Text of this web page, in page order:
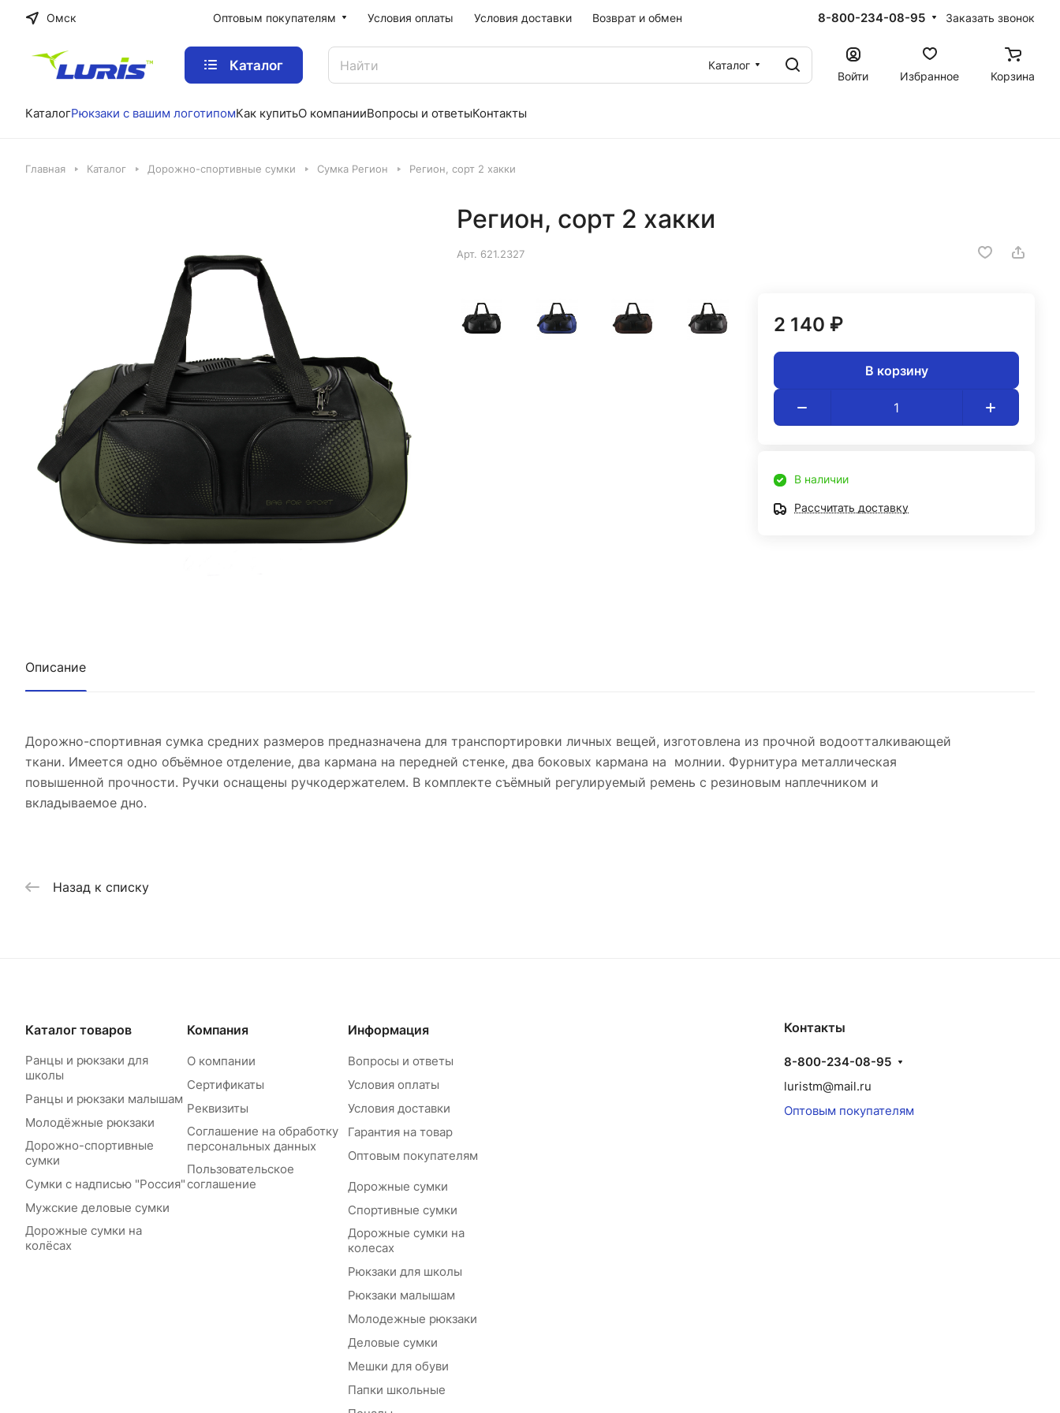
Омск Оптовым покупателям Условия оплаты Условия доставки Возврат и обмен 8-800-234-08-95 Заказать звонок
Каталог
Каталог
Войти
Избранное Корзина
КаталогРюкзаки с вашим логотипомКак купитьО компанииВопросы и ответыКонтакты
Главная Каталог Дорожно-спортивные сумки Сумка Регион Регион, сорт 2 хакки
Регион, сорт 2 хакки
Арт. 621.2327
2 140 ₽
В корзину
В наличии
Рассчитать доставку
Описание
Дорожно-спортивная сумка средних размеров предназначена для транспортировки личных вещей, изготовлена из прочной водоотталкивающей
ткани. Имеется одно объёмное отделение, два кармана на передней стенке, два боковых кармана на молнии. Фурнитура металлическая
повышенной прочности. Ручки оснащены ручкодержателем. В комплекте съёмный регулируемый ремень с резиновым наплечником и
вкладываемое дно.
Назад к списку
Каталог товаров
Ранцы и рюкзаки для
школы
Ранцы и рюкзаки малышам
Молодёжные рюкзаки
Дорожно-спортивные
сумки
Сумки с надписью "Россия"
Мужские деловые сумки
Дорожные сумки на
колёсах
Компания
О компании
Сертификаты
Реквизиты
Соглашение на обработку
персональных данных
Пользовательское
соглашение
Информация
Вопросы и ответы
Условия оплаты
Условия доставки
Гарантия на товар
Оптовым покупателям
Дорожные сумки
Спортивные сумки
Дорожные сумки на
колесах
Рюкзаки для школы
Рюкзаки малышам
Молодежные рюкзаки
Деловые сумки
Мешки для обуви
Папки школьные
Контакты
8-800-234-08-95
luristm@mail.ru
Оптовым покупателям